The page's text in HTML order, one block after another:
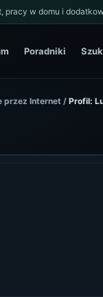
pracy w domu i
Poradniki
przez Internet / Profil: